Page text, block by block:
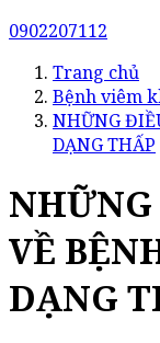
0902207112
Trang chủ
Bệnh viêm
NHỮNG
DẠNG THẤP
VỀ
DẠNG